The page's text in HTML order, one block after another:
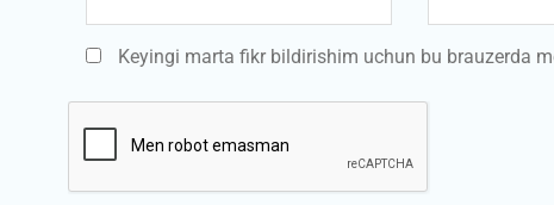
Keyingi marta fikr bildirishim uchun bu brauzerda